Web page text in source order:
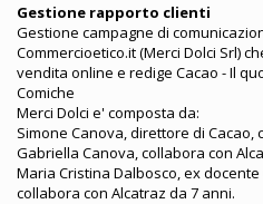
Gestione rapporto clienti
Gestione campagne di
Commercioetico.it (Merci Dolci Srl)
vendita online e redige Cacao - Il
Comiche
Merci Dolci e' composta da:
Simone Canova, direttore di Cacao,
Gabriella Canova, collabora con
Maria Cristina Dalbosco, ex
collabora con Alcatraz da 7 anni.